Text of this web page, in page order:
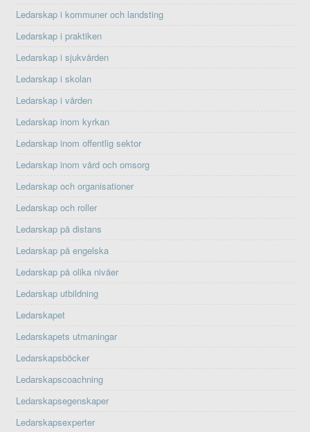
Ledarskap i kommuner och landsting
Ledarskap i praktiken
Ledarskap i sjukvården
Ledarskap i skolan
Ledarskap i vården
Ledarskap inom kyrkan
Ledarskap inom offentlig sektor
Ledarskap inom vård och omsorg
Ledarskap och organisationer
Ledarskap och roller
Ledarskap på distans
Ledarskap på engelska
Ledarskap på olika nivåer
Ledarskap utbildning
Ledarskapet
Ledarskapets utmaningar
Ledarskapsböcker
Ledarskapscoachning
Ledarskapsegenskaper
Ledarskapsexperter